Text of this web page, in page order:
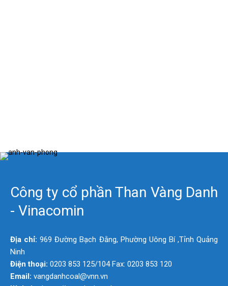
Công ty cổ phần Than Vàng Danh
- Vinacomin
Địa chỉ: 969 Đường Bạch Đằng, Phường Uông Bí ,Tỉnh Quảng
Ninh
Điện thoại: 0203 853 125/104 Fax: 0203 853 120
Email: vangdanhcoal@vnn.vn